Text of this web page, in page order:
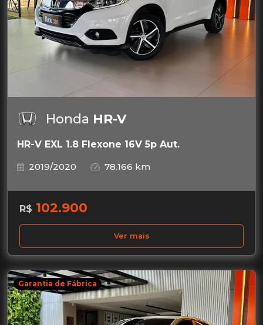
Honda HR-V
HR-V EXL 1.8 Flexone 16V 5p Aut.
2019/2020
78.166 km
R$ 102.900
Ver mais
Garantia de Fábrica